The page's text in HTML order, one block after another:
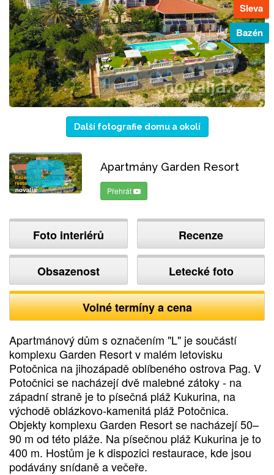
Sleva
Bazén
Další fotografie domu a okolí
Apartmány Garden Resort
Přehrát
Foto interiérů
Obsazenost
Recenze
Letecké foto
Volné termíny a cena
Apartmánový dům s označením "L" je součástí
komplexu Garden Resort v malém letovisku
Potočnica na jihozápadě oblíbeného ostrova Pag. V
Potočnici se nacházejí dvě malebné zátoky - na
západní straně je to písečná pláž Kukurina, na
východě oblázkovo-kamenitá pláž Potočnica.
Objekty komplexu Garden Resort se nacházejí 50–
90 m od této pláže. Na písečnou pláž Kukurina je to
400 m. Hostům je k dispozici restaurace, kde jsou
podávány snídaně a večeře.